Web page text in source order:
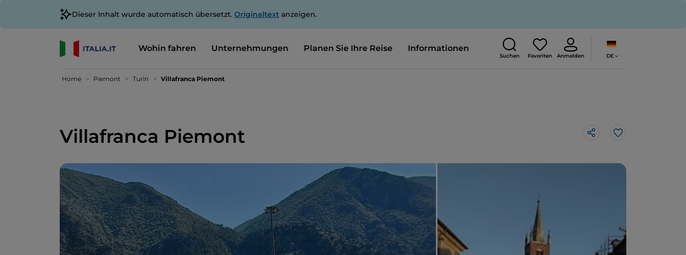
Dieser Inhalt wurde automatisch übersetzt. Originaltext anzeigen.
Wohin fahren Unternehmungen Planen Sie Ihre Reise Informationen
Suchen Favoriten Anmelden DE
Home Piemont Turin Villafranca Piemont
Villafranca Piemont Like